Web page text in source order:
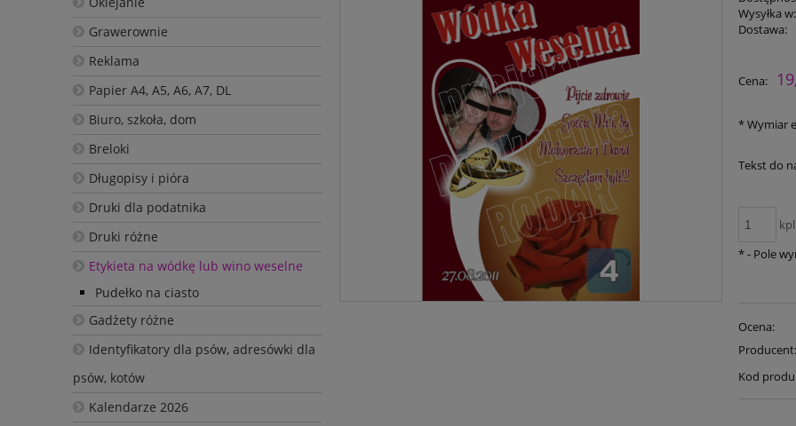
Grawerownie
Reklama
Papier A4, A5, A6, A7, DL
Biuro, szkoła, dom
Breloki
Długopisy i pióra
Druki dla podatnika
Druki różne
Etykieta na wódkę lub wino weselne
Pudełko na ciasto
Gadżety różne
Identyfikatory dla psów, adresówki dla
psów, kotów
Kalendarze 2026
Wysyłka w:
Dostawa:
Cena:
*Wymiar
Tekst do
*- Pole
Ocena:
Producent:
Kod